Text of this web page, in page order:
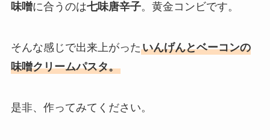
味噌に合うのは七味唐辛子。黄金コンビです。
そんな感じで出来上がったいんげんとベーコンの
味噌クリームパスタ。
是非、作ってみてください。